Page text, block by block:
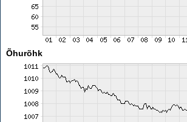
Õhurõhk